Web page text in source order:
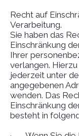
Recht auf
Verarbeitung.
Sie haben das
Einschränkung
Ihrer
verlangen.
jederzeit unter
angegebenen
wenden. Das
Einschränkung
besteht in